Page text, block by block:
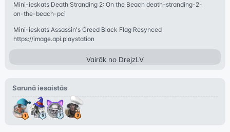
Mini-ieskats Death Stranding 2: On the Beach death-stranding-2-
on-the-beach-pci
Mini-ieskats Assassin's Creed Black Flag Resynced
https://image.api.playstation
Vairāk no DrejzLV
Sarunā iesaistās